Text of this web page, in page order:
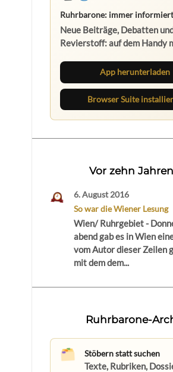
Ruhrbarone: immer
Neue Beiträge, Debatten
Revierstoff: auf dem Handy
Suite.
App herunterladen
Browser Suite
Vor zehn
6. August 2016
So war die Wiener Lesung
Wien/ Ruhrgebiet -
abend gab es in Wien
vom Autor dieser Zeilen
mit dem dem...
Ruhrbarone-
Stöbern statt suchen
Texte, Rubriken,